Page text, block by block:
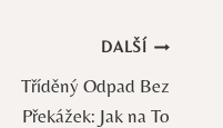
DALŠÍ
Tříděný Odpad Bez
Překážek: Jak na To